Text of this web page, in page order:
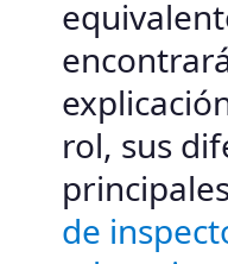
rol, sus
de